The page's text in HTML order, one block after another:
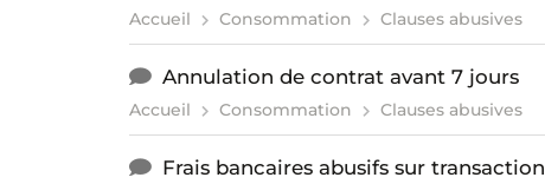
Accueil Consommation Clauses abusives
Annulation de contrat avant 7 jours
Accueil Consommation Clauses abusives
Frais bancaires abusifs sur transaction